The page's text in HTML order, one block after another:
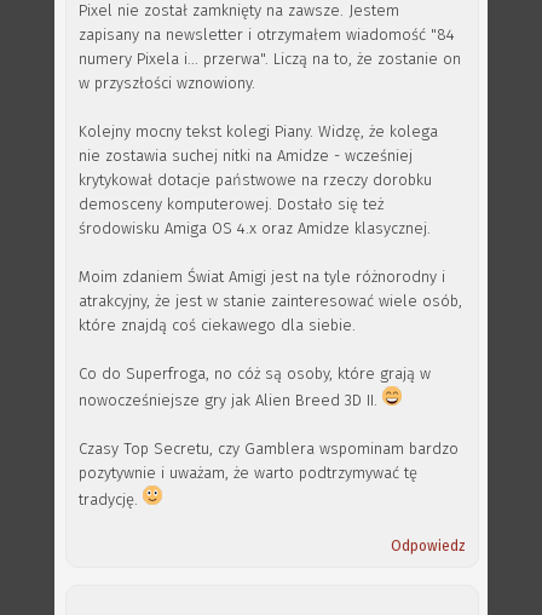
Pixel nie został zamknięty na zawsze. Jestem
zapisany na newsletter i otrzymałem wiadomość "84
numery Pixela i... przerwa". Liczą na to, że zostanie on
w przyszłości wznowiony.
Kolejny mocny tekst kolegi Piany. Widzę, że kolega
nie zostawia suchej nitki na Amidze - wcześniej
krytykował dotacje państwowe na rzeczy dorobku
demosceny komputerowej. Dostało się też
środowisku Amiga OS 4.x oraz Amidze klasycznej.
Moim zdaniem Świat Amigi jest na tyle różnorodny i
atrakcyjny, że jest w stanie zainteresować wiele osób,
które znajdą coś ciekawego dla siebie.
Co do Superfroga, no cóż są osoby, które grają w
nowocześniejsze gry jak Alien Breed 3D II.
Czasy Top Secretu, czy Gamblera wspominam bardzo
pozytywnie i uważam, że warto podtrzymywać tę
tradycję.
Odpowiedz